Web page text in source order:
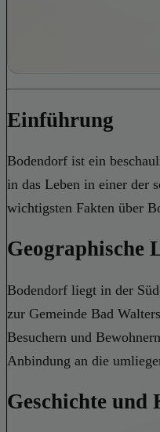
Einführung
Bodendorf ist ein
in das Leben in einer der
wichtigsten Fakten über
Geographische
Bodendorf liegt in der
zur Gemeinde Bad
Besuchern und
Anbindung an die
Geschichte